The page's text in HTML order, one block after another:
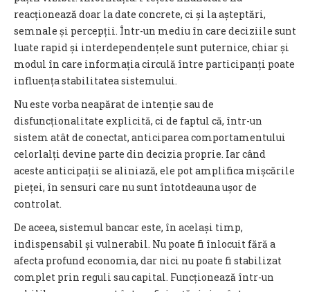
reacționează doar la date concrete, ci și la așteptări,
semnale și percepții. Într-un mediu în care deciziile sunt
luate rapid și interdependențele sunt puternice, chiar și
modul în care informația circulă între participanți poate
influența stabilitatea sistemului.
Nu este vorba neapărat de intenție sau de
disfuncționalitate explicită, ci de faptul că, într-un
sistem atât de conectat, anticiparea comportamentului
celorlalți devine parte din decizia proprie. Iar când
aceste anticipații se aliniază, ele pot amplifica mișcările
pieței, în sensuri care nu sunt întotdeauna ușor de
controlat.
De aceea, sistemul bancar este, în același timp,
indispensabil și vulnerabil. Nu poate fi înlocuit fără a
afecta profund economia, dar nici nu poate fi stabilizat
complet prin reguli sau capital. Funcționează într-un